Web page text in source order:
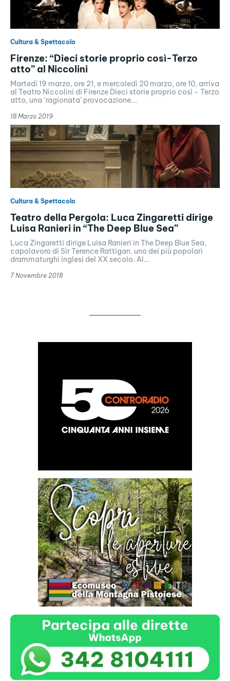
Cultura & Spettacolo
Firenze: “Dieci storie proprio così-Terzo
atto” al Niccolini
Martedì 19 marzo, ore 21, e mercoledì 20 marzo, ore 10, arriva
al Teatro Niccolini di Firenze Dieci storie proprio così - Terzo
atto, una ‘ragionata’ provocazione...
18 Marzo 2019
Cultura & Spettacolo
Teatro della Pergola: Luca Zingaretti dirige
Luisa Ranieri in “The Deep Blue Sea”
Luca Zingaretti dirige Luisa Ranieri in The Deep Blue Sea,
capolavoro di Sir Terence Rattigan, uno dei più popolari
drammaturghi inglesi del XX secolo. Al...
7 Novembre 2018